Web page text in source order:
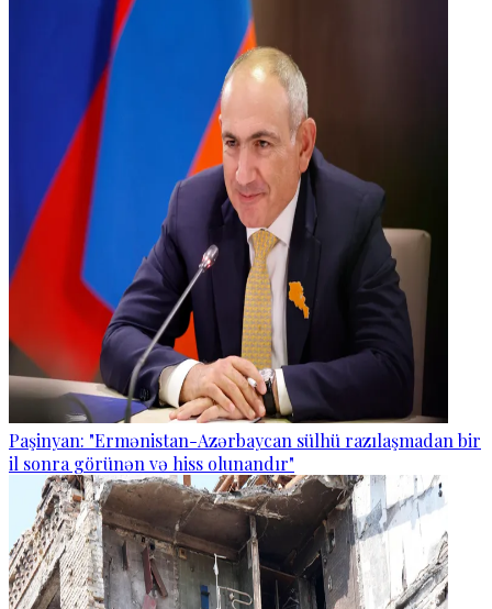
Paşinyan: "Ermənistan-Azərbaycan sülhü razılaşmadan bir
il sonra görünən və hiss olunandır"